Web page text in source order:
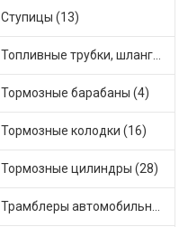
Ступицы (13)
Топливные трубки, шланги, магистрали и рампы (4)
Тормозные барабаны (4)
Тормозные колодки (16)
Тормозные цилиндры (28)
Трамблеры автомобильные (18)